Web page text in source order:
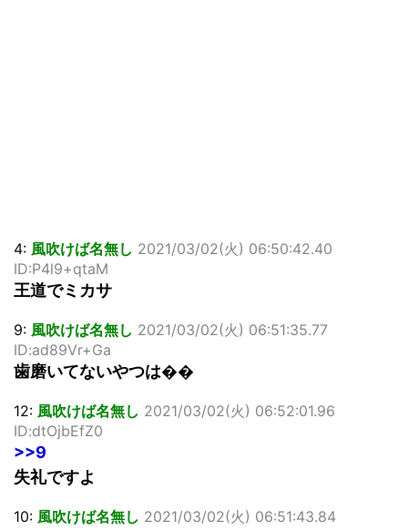
4: 風吹けば名無し 2021/03/02(火) 06:50:42.40
ID:P4l9+qtaM
王道でミカサ
9: 風吹けば名無し 2021/03/02(火) 06:51:35.77
ID:ad89Vr+Ga
歯磨いてないやつは��
12: 風吹けば名無し 2021/03/02(火) 06:52:01.96
ID:dtOjbEfZ0
>>9
失礼ですよ
10: 風吹けば名無し 2021/03/02(火) 06:51:43.84